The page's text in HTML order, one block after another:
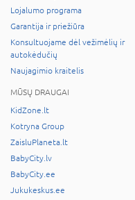
Lojalumo programa
Garantija ir priežiūra
Konsultuojame dėl vežimėlių ir
autokėdučių
Naujagimio kraitelis
MŪSŲ DRAUGAI
KidZone.lt
Kotryna Group
ZaisluPlaneta.lt
BabyCity.lv
BabyCity.ee
Jukukeskus.ee